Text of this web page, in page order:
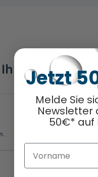
Jetzt
Melde Sie
Newsletter
50€* auf
Vorname